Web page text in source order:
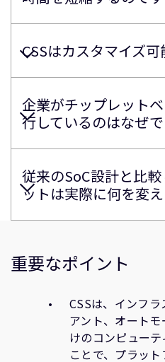
CSSはカスタマイズ可
企業がチップレット
行しているのはなぜ
従来のSoC設計と比
ットは実際に何を変
重要なポイント
CSSは、インフ
アント、オート
けのコンピュー
ことで、プラッ